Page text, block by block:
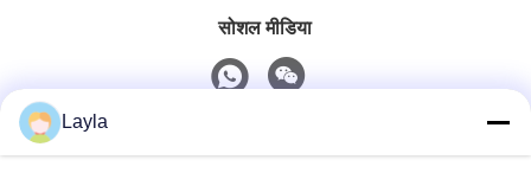
सोशल मीडिया
Layla